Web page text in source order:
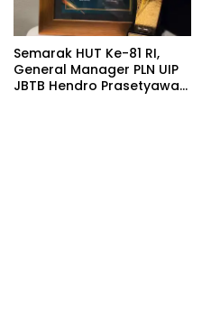
Semarak HUT Ke-81 RI,
General Manager PLN UIP
JBTB Hendro Prasetyawan